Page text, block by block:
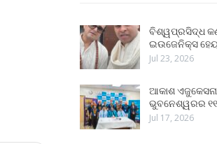
ବିଶ୍ୱପ୍ରସିଦ୍ଧ
ଇଉଜେନିକ୍ସ
Jul 23, 2026
ଆକାଶ
ଭୁବନେଶ୍ୱରର
Jul 17, 2026